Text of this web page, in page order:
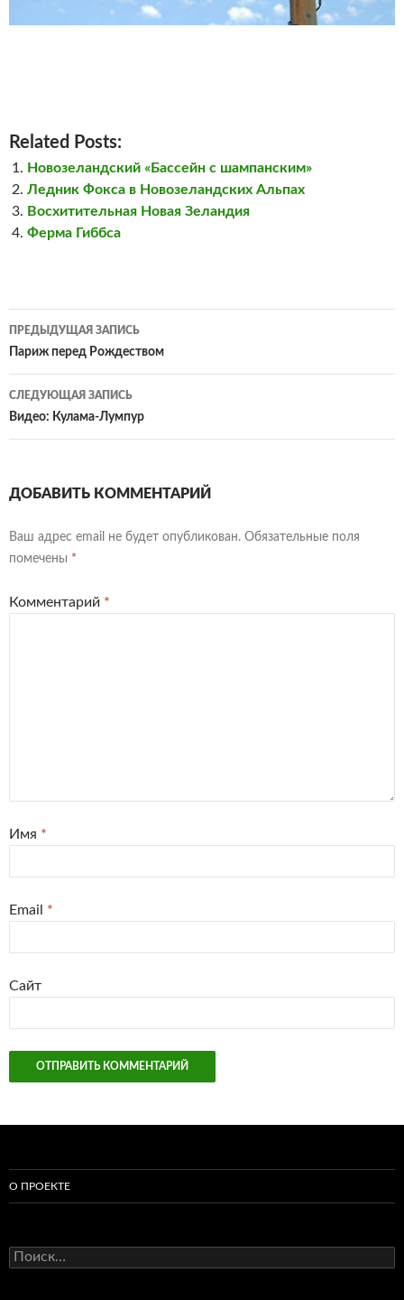
Related Posts:
Новозеландский «Бассейн с шампанским»
Ледник Фокса в Новозеландских Альпах
Восхитительная Новая Зеландия
Ферма Гиббса
Навигация
по
записям
ПРЕДЫДУЩАЯ ЗАПИСЬ
Париж перед Рождеством
СЛЕДУЮЩАЯ ЗАПИСЬ
Видео: Кулама-Лумпур
ДОБАВИТЬ КОММЕНТАРИЙ
Ваш адрес email не будет опубликован. Обязательные поля
помечены *
Комментарий *
Имя *
Email *
Сайт
О ПРОЕКТЕ
Найти: